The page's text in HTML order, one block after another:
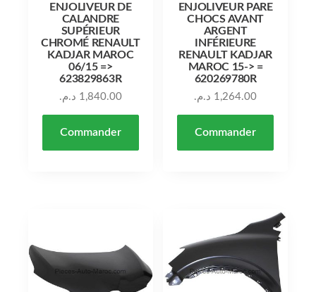
ENJOLIVEUR DE
CALANDRE
SUPÉRIEUR
CHROMÉ RENAULT
KADJAR MAROC
06/15 =>
623829863R
1,840.00 د.م.
Commander
ENJOLIVEUR PARE
CHOCS AVANT
ARGENT
INFÉRIEURE
RENAULT KADJAR
MAROC 15-> =
620269780R
1,264.00 د.م.
Commander